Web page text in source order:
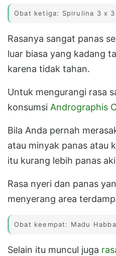
Obat ketiga: Spirulina 3 x 3
Rasanya sangat panas
luar biasa yang kadang
karena tidak tahan.
Untuk mengurangi rasa
konsumsi Andrographis
Bila Anda pernah
atau minyak panas atau
itu kurang lebih panas
Rasa nyeri dan panas
menyerang area
Obat keempat: Madu
Selain itu muncul juga